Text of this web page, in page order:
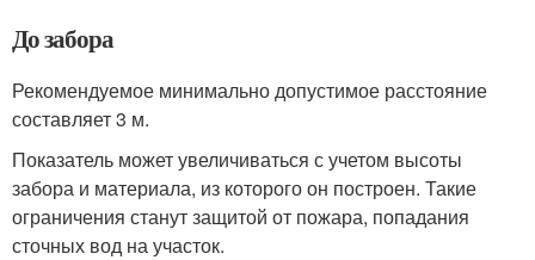
До забора
Рекомендуемое минимально допустимое расстояние
составляет 3 м.
Показатель может увеличиваться с учетом высоты
забора и материала, из которого он построен. Такие
ограничения станут защитой от пожара, попадания
сточных вод на участок.